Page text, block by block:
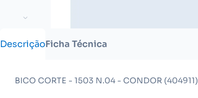
DescriçãoFicha Técnica
BICO CORTE - 1503 N.04 - CONDOR (404911)